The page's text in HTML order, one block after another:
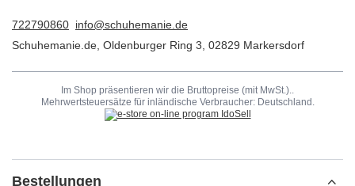
722790860 info@schuhemanie.de
Schuhemanie.de Oldenburger Ring 3 02829 Markersdorf
Im Shop präsentieren wir die Bruttopreise (mit MwSt.)..
Mehrwertsteuersätze für inländische Verbraucher: Deutschland .
Bestellungen